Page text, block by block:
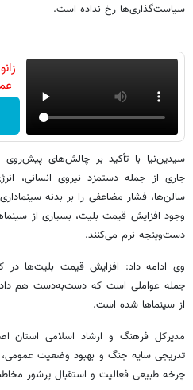
سیاست‌گذاری‌ها رخ نداده است.
سیدین‌نیا با تأکید بر چالش‌های پیش‌روی
جاری از جمله دستمزد نیروی انسانی،
سالن‌ها، فشار مضاعفی را بر بدنه
وجود افزایش قیمت بلیت، بسیاری از
دست‌وپنجه نرم می‌کنند.
وی ادامه داد: افزایش قیمت بلیت‌ها در
جمله عواملی است که دست‌به‌دست هم
از سینماها شده است.
مدیرکل فرهنگ و ارشاد اسلامی استان
تدریجی سایه جنگ و بهبود وضعیت عمومی،
چرخه طبیعی فعالیت و استقبال پرشور